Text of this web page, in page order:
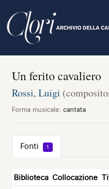
contenuto
principale
Un ferito cavaliero
Rossi, Luigi
Forma musicale: cantata
Fonti 1
Biblioteca Collocazione